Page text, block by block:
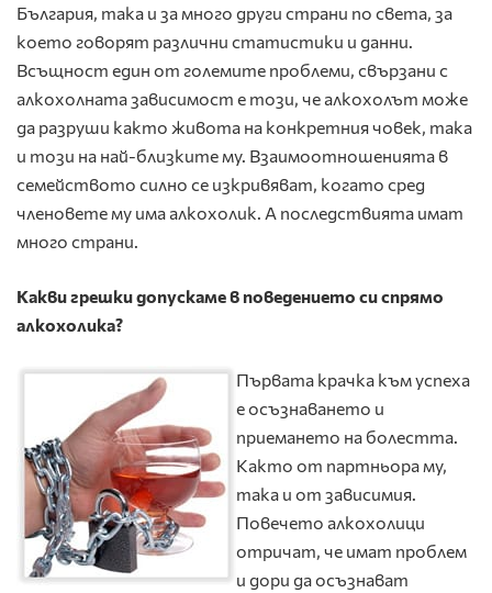
България, така и за много други страни по света, за
което говорят различни статистики и данни.
Всъщност един от големите проблеми, свързани с
алкохолната зависимост е този, че алкохолът може
да разруши както живота на конкретния човек, така
и този на най-близките му. Взаимоотношенията в
семейството силно се изкривяват, когато сред
членовете му има алкохолик. А последствията имат
много страни.
Какви грешки допускаме в поведението си спрямо
алкохолика?
Първата крачка към успеха
е осъзнаването и
приемането на болестта.
Както от партньора му,
така и от зависимия.
Повечето алкохолици
отричат, че имат проблем
и дори да осъзнават